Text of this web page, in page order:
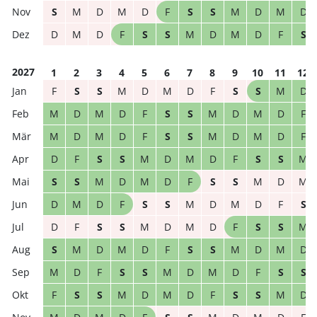
S
M D M D F S S M D M
D
D
M D F S S M D M D F S
2027 1 2 3 4 5 6 7 8 9 10 11
12
F
S S M D M D F S S M
D
M
D M D F S S M D M D
F
M
D M D F S S M D M D
F
D
F S S M D M D F S S
M
S
S M D M D F S S M D
M
D
M D F S S M D M D F
S
D
F S S M D M D F S S
M
S
M D M D F S S M D M
D
M
D F S S M D M D F S
S
F
S S M D M D F S S M
D